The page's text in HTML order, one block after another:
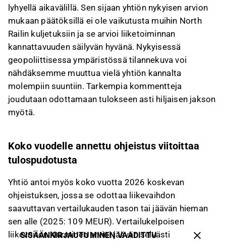
lyhyellä aikavälillä. Sen sijaan yhtiön nykyisen arvion
mukaan päätöksillä ei ole vaikutusta muihin North
Railin kuljetuksiin ja se arvioi liiketoiminnan
kannattavuuden säilyvän hyvänä. Nykyisessä
geopoliittisessa ympäristössä tilannekuva voi
nähdäksemme muuttua vielä yhtiön kannalta
molempiin suuntiin. Tarkempia kommentteja
joudutaan odottamaan tulokseen asti hiljaisen jakson
myötä.
Koko vuodelle annettu ohjeistus viitoittaa
tulospudotusta
Yhtiö antoi myös koko vuotta 2026 koskevan
ohjeistuksen, jossa se odottaa liikevaihdon
saavuttavan vertailukauden tason tai jäävän hieman
sen alle (2025: 109 MEUR). Vertailukelpoisen
liikevoiton Nurminen arvioi jäävän selvästi
SISÄÄNKIRJAUTUMINEN VAADITTU